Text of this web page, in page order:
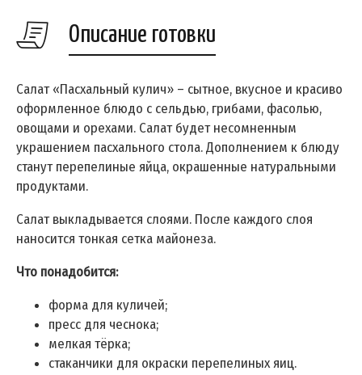
Описание готовки
Салат «Пасхальный кулич» – сытное, вкусное и красиво
оформленное блюдо с сельдью, грибами, фасолью,
овощами и орехами. Салат будет несомненным
украшением пасхального стола. Дополнением к блюду
станут перепелиные яйца, окрашенные натуральными
продуктами.
Салат выкладывается слоями. После каждого слоя
наносится тонкая сетка майонеза.
Что понадобится:
форма для куличей;
пресс для чеснока;
мелкая тёрка;
стаканчики для окраски перепелиных яиц.